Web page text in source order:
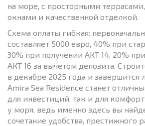
на море, с просторными
окнами и качественной отделкой.
Схема оплаты гибкая:
составляет 5000 евро, 40% при
30% при получении АКТ 14, 20%
АКТ 16 за вычетом депозита.
в декабре 2025 года и завершится
Amira Sea Residence станет
для инвестиций, так и для
у моря, ведь именно здесь вы
сочетание удобства, престижного